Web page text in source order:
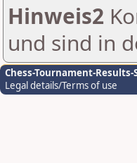
Hinweis2
und sind in
Chess-Tournament-Results-
Legal details/Terms of use